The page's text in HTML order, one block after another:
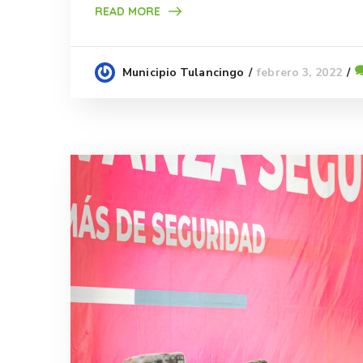
READ MORE
Municipio Tulancingo febrero 3, 2022